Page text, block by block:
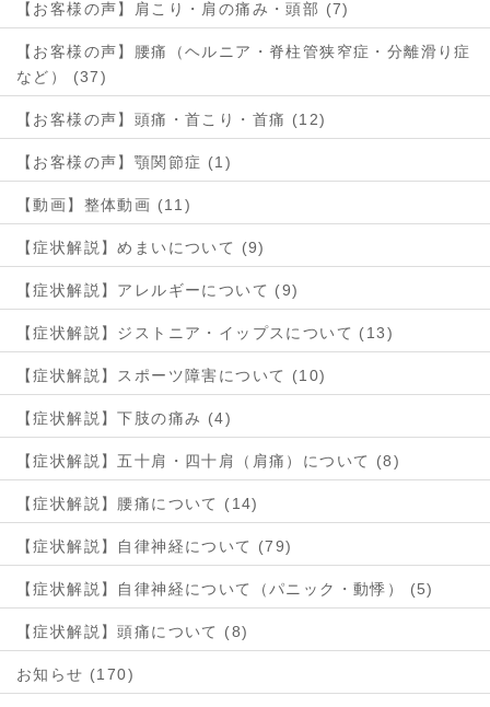
【お客様の声】肩こり・肩の痛み・頭部 (7)
【お客様の声】腰痛（ヘルニア・脊柱管狭窄症・分離滑り症
など） (37)
【お客様の声】頭痛・首こり・首痛 (12)
【お客様の声】顎関節症 (1)
【動画】整体動画 (11)
【症状解説】めまいについて (9)
【症状解説】アレルギーについて (9)
【症状解説】ジストニア・イップスについて (13)
【症状解説】スポーツ障害について (10)
【症状解説】下肢の痛み (4)
【症状解説】五十肩・四十肩（肩痛）について (8)
【症状解説】腰痛について (14)
【症状解説】自律神経について (79)
【症状解説】自律神経について（パニック・動悸） (5)
【症状解説】頭痛について (8)
お知らせ (170)